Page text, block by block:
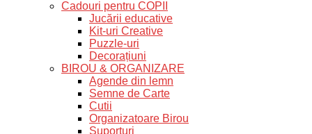
Cadouri pentru COPII
Jucării educative
Kit-uri Creative
Puzzle-uri
Decorațiuni
BIROU & ORGANIZARE
Agende din lemn
Semne de Carte
Cutii
Organizatoare Birou
Suporturi